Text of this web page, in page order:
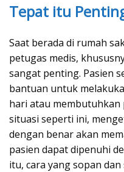
Tepat itu
Saat berada di rumah
petugas medis,
sangat penting. Pasien
bantuan untuk
hari atau membutuhkan
situasi seperti ini,
dengan benar akan
pasien dapat dipenuhi
itu, cara yang sopan